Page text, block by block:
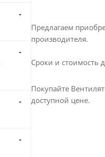
Предлагаем
производителя.
Сроки и стоимость
Покупайте
доступной цене.